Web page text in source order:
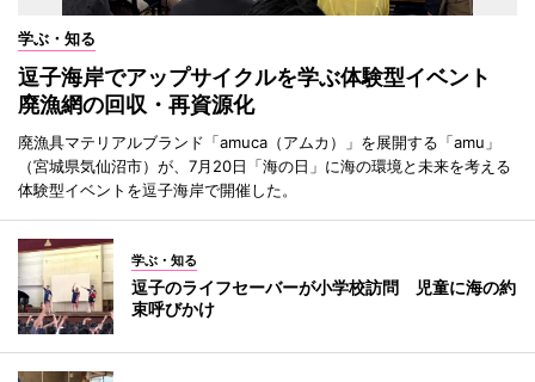
学ぶ・知る
逗子海岸でアップサイクルを学ぶ体験型イベント
廃漁網の回収・再資源化
廃漁具マテリアルブランド「amuca（アムカ）」を展開する「amu」
（宮城県気仙沼市）が、7月20日「海の日」に海の環境と未来を考える
体験型イベントを逗子海岸で開催した。
学ぶ・知る
逗子のライフセーバーが小学校訪問 児童に海の約
束呼びかけ